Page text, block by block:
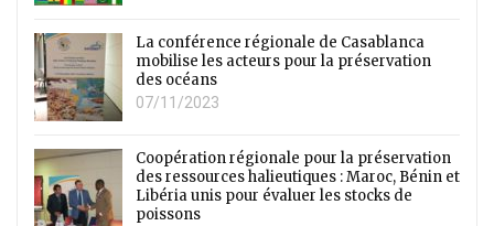
La conférence régionale de Casablanca
mobilise les acteurs pour la préservation
des océans
07/11/2023
Coopération régionale pour la préservation
des ressources halieutiques : Maroc, Bénin et
Libéria unis pour évaluer les stocks de
poissons